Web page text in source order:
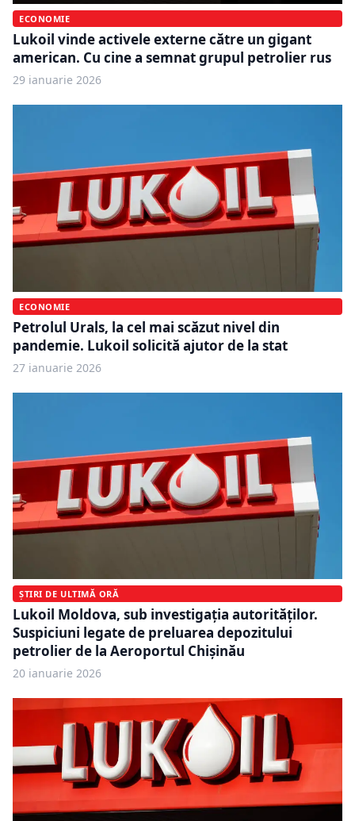
ECONOMIE
Lukoil vinde activele externe către un gigant
american. Cu cine a semnat grupul petrolier rus
29 ianuarie 2026
ECONOMIE
Petrolul Urals, la cel mai scăzut nivel din
pandemie. Lukoil solicită ajutor de la stat
27 ianuarie 2026
ȘTIRI DE ULTIMĂ ORĂ
Lukoil Moldova, sub investigația autorităților.
Suspiciuni legate de preluarea depozitului
petrolier de la Aeroportul Chișinău
20 ianuarie 2026